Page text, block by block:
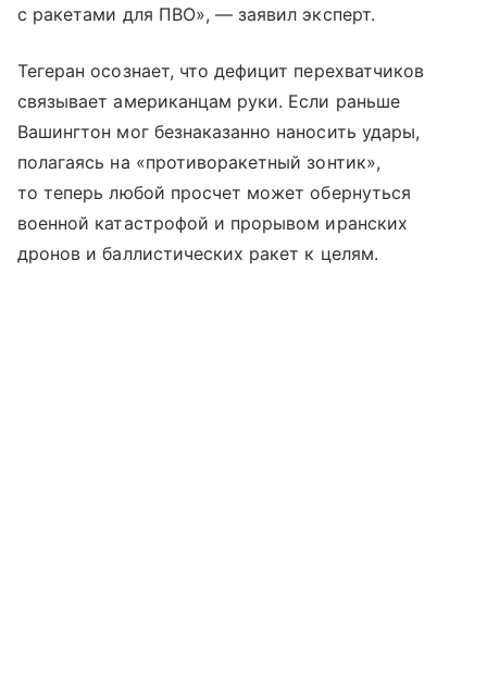
с ракетами для ПВО», — заявил эксперт.
Тегеран осознает, что дефицит перехватчиков
связывает американцам руки. Если раньше
Вашингтон мог безнаказанно наносить удары,
полагаясь на «противоракетный зонтик»,
то теперь любой просчет может обернуться
военной катастрофой и прорывом иранских
дронов и баллистических ракет к целям.